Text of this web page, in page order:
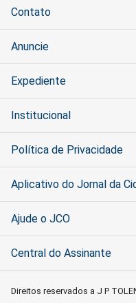
Contato
Anuncie
Expediente
Institucional
Política de Privacidade
Aplicativo do Jornal da
Ajude o JCO
Central do Assinante
Direitos reservados a J P